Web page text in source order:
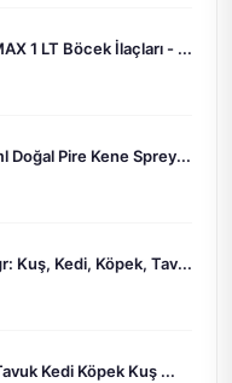
1 LT Böcek İlaçları - ...
Doğal Pire Kene Sprey...
Kuş, Kedi, Köpek, Tav...
Kedi Köpek Kuş ...